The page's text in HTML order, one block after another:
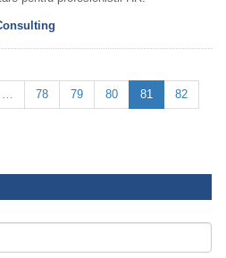
… 78 79 80 81 82